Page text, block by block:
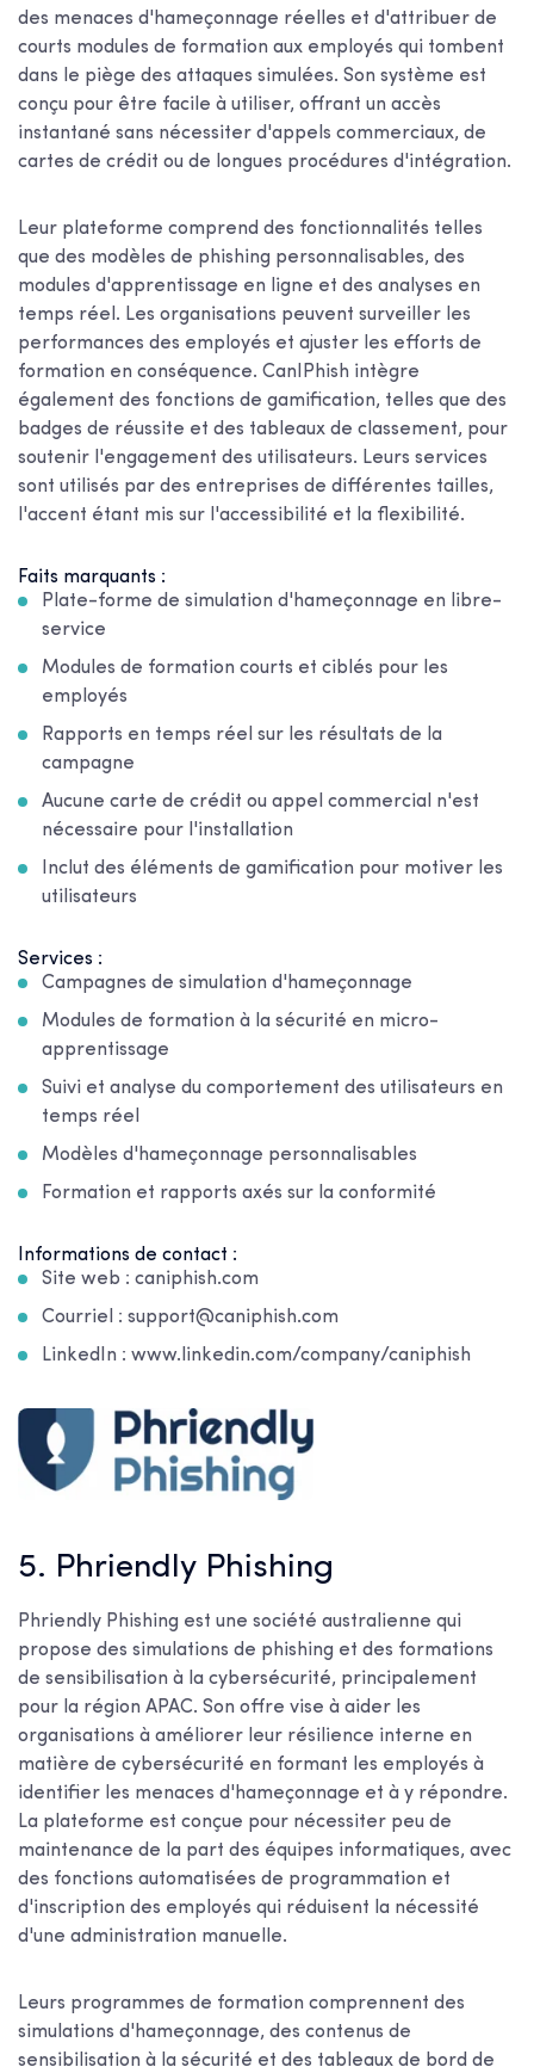
des menaces d'hameçonnage réelles et d'attribuer de
courts modules de formation aux employés qui tombent
dans le piège des attaques simulées. Son système est
conçu pour être facile à utiliser, offrant un accès
instantané sans nécessiter d'appels commerciaux, de
cartes de crédit ou de longues procédures d'intégration.
Leur plateforme comprend des fonctionnalités telles
que des modèles de phishing personnalisables, des
modules d'apprentissage en ligne et des analyses en
temps réel. Les organisations peuvent surveiller les
performances des employés et ajuster les efforts de
formation en conséquence. CanIPhish intègre
également des fonctions de gamification, telles que des
badges de réussite et des tableaux de classement, pour
soutenir l'engagement des utilisateurs. Leurs services
sont utilisés par des entreprises de différentes tailles,
l'accent étant mis sur l'accessibilité et la flexibilité.
Faits marquants :
Plate-forme de simulation d'hameçonnage en libre-
service
Modules de formation courts et ciblés pour les
employés
Rapports en temps réel sur les résultats de la
campagne
Aucune carte de crédit ou appel commercial n'est
nécessaire pour l'installation
Inclut des éléments de gamification pour motiver les
utilisateurs
Services :
Campagnes de simulation d'hameçonnage
Modules de formation à la sécurité en micro-
apprentissage
Suivi et analyse du comportement des utilisateurs en
temps réel
Modèles d'hameçonnage personnalisables
Formation et rapports axés sur la conformité
Informations de contact :
Site web : caniphish.com
Courriel : support@caniphish.com
LinkedIn : www.linkedin.com/company/caniphish
5. Phriendly Phishing
Phriendly Phishing est une société australienne qui
propose des simulations de phishing et des formations
de sensibilisation à la cybersécurité, principalement
pour la région APAC. Son offre vise à aider les
organisations à améliorer leur résilience interne en
matière de cybersécurité en formant les employés à
identifier les menaces d'hameçonnage et à y répondre.
La plateforme est conçue pour nécessiter peu de
maintenance de la part des équipes informatiques, avec
des fonctions automatisées de programmation et
d'inscription des employés qui réduisent la nécessité
d'une administration manuelle.
Leurs programmes de formation comprennent des
simulations d'hameçonnage, des contenus de
sensibilisation à la sécurité et des tableaux de bord de